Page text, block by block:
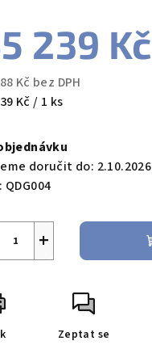
239 Kč
Kč bez DPH
Kč / 1 ks
doručit do: 2.10.2026
QDG004
+
Zeptat se